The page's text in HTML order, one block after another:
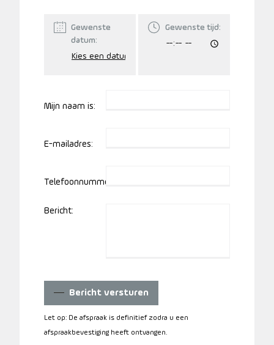
Gewenste
datum:
Gewenste tijd:
Mijn naam is:
E-mailadres:
Telefoonnummer:
Bericht:
Bericht versturen
Let op: De afspraak is definitief zodra u een
afspraakbevestiging heeft ontvangen.